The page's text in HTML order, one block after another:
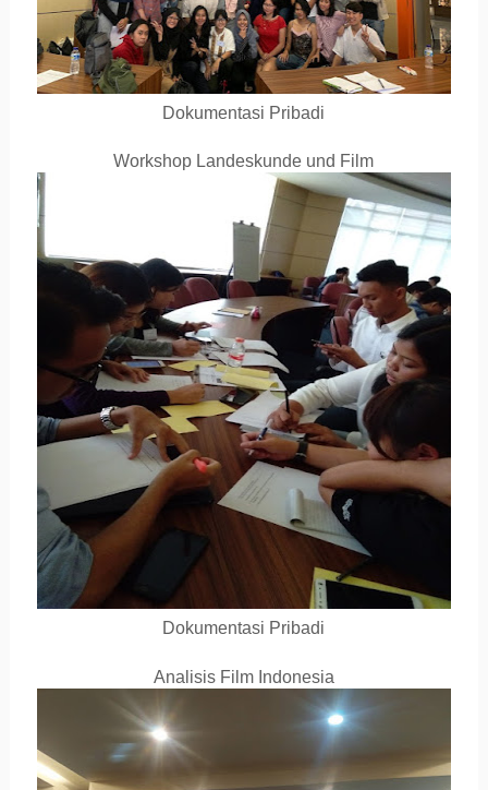
Dokumentasi Pribadi
Workshop Landeskunde und Film
Dokumentasi Pribadi
Analisis Film Indonesia